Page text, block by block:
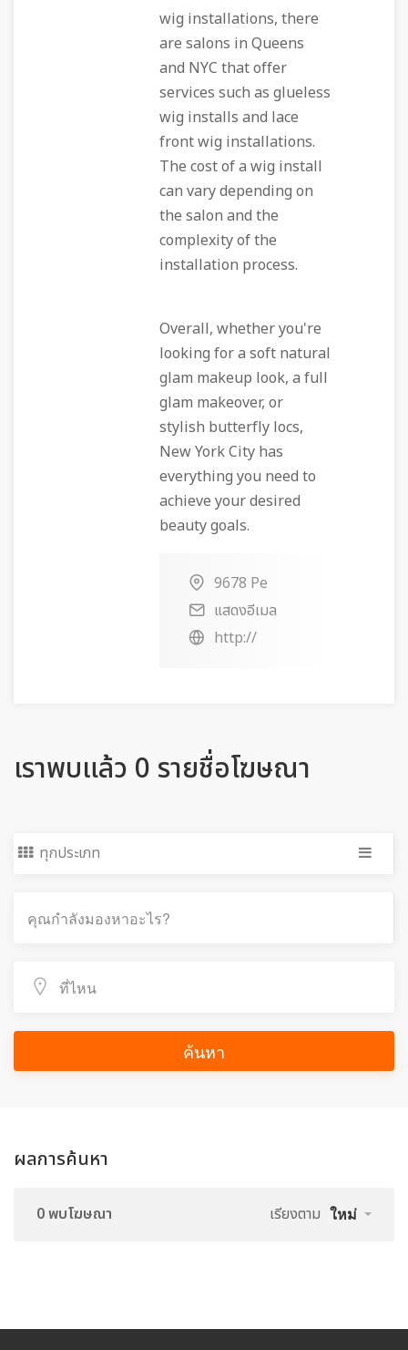
wig installations, there
are salons in Queens
and NYC that offer
services such as glueless
wig installs and lace
front wig installations.
The cost of a wig install
can vary depending on
the salon and the
complexity of the
installation process.
Overall, whether you're
looking for a soft natural
glam makeup look, a full
glam makeover, or
stylish butterfly locs,
New York City has
everything you need to
achieve your desired
beauty goals.
9678 Pe
แสดงอีเมล
http://
เราพบแล้ว 0 รายชื่อโฆษณา
ทุกประเภท
ค้นหา
ผลการค้นหา
0 พบโฆษณา เรียงตาม ใหม่